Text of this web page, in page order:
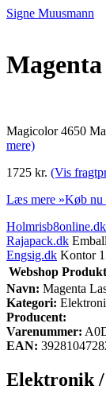
Signe Muusmann
Magicolor 4650
mere)
1725 kr. (Vis
Læs mere »Køb nu
Holmrisb8online.dk
Rajapack.dk
Engsig.dk Kontor
Webshop
Navn: Magenta
Kategori:
Producent:
Varenummer:
EAN:
Elektronik